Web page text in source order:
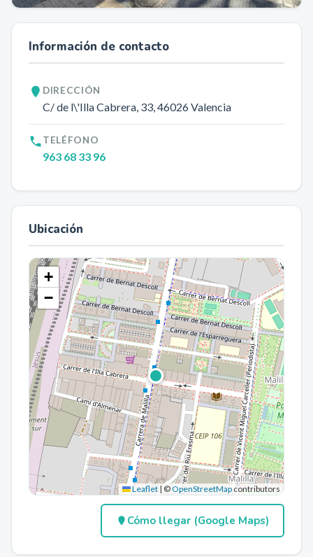
Información de contacto
DIRECCIÓN
C/ de l\'Illa Cabrera, 33, 46026Valencia
TELÉFONO
963 68 33 96
Ubicación
+
−
Leaflet | ©OpenStreetMapcontributors
Cómo llegar (Google Maps)